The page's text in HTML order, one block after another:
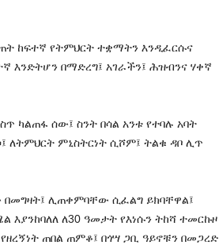
ከፍተኛ የትምህርት ተቋማትን እንዲፈርሱና
እንድትሆን በማድረግ፤ አገራችን፤ ሕዝብንና ሃቀኛ
ካልጠፋ ሰው፤ ስንት በሳል አንቱ የተባሉ አባት
ለትምህርት ምኒስትርነት ሲሾም፤ ትልቁ ዳቦ ሊጥ
ሊጠቀምባቸው ሲፈልግ ይክባቸዋል፤
ለ30 ዓመታት የእነሱን ትከሻ ተመርኩዞ
ጠበል ጠምቆ፤ በጎሣ ጋቢ ዓይኖቹን በመጋረድ